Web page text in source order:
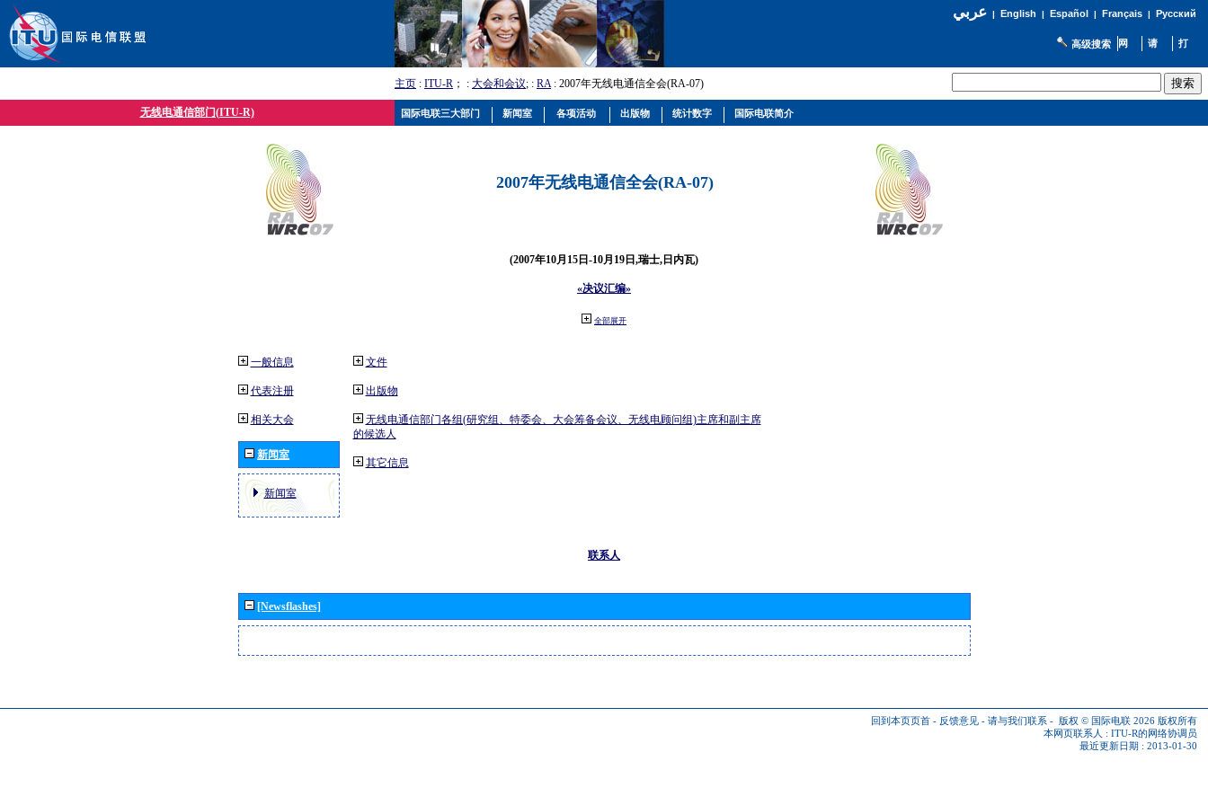
عربي| English | Español | Français| Русский
高级搜索
主页 : ITU-R ； : 大会和会议; : RA: 2007年无线电通信全会(RA-07)
无线电通信部门(ITU-R)
2007年无线电通信全会(RA-07)
(2007年10月15日-10月19日,瑞士,日内瓦)
«决议汇编»
全部展开
一般信息
代表注册
相关大会
新闻室
新闻室
文件
出版物
无线电通信部门各组(研究组、特委会、大会筹备会议、无线电顾问组)主席和副主席
的候选人
其它信息
联系人
[Newsflashes]
回到本页页首 - 反馈意见 - 请与我们联系 - 版权 © 国际电联 2026 版权所有
本网页联系人 : ITU-R的网络协调员
最近更新日期 : 2013-01-30
国际电联三大部门 新闻室 各项活动 出版物 统计数字 国际电联简介